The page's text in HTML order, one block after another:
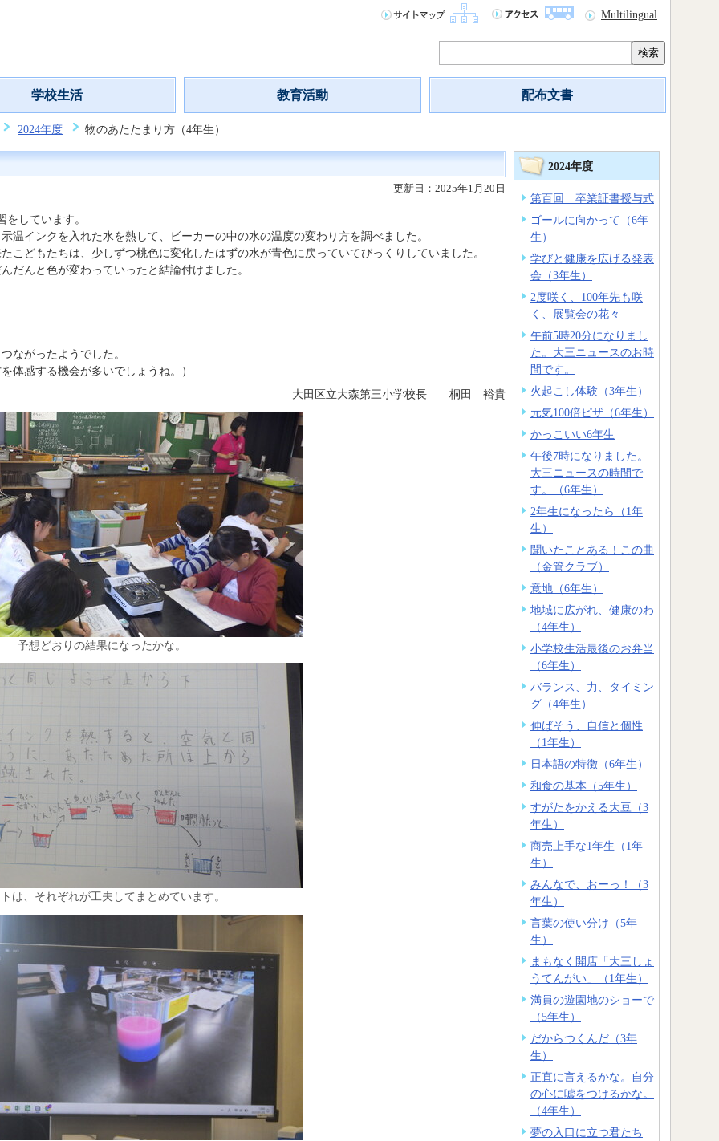
Multilingual
検索
学校生活 教育活動 配布文書
2024年度 物のあたたまり方（4年生）
更新日：2025年1月20日
しています。
インクを入れた水を熱して、ビーカーの中の水の温度の変わり方を調べました。
どもたちは、少しずつ桃色に変化したはずの水が青色に戻っていてびっくりしていました。
んと色が変わっていったと結論付けました。
ながったようでした。
体感する機会が多いでしょうね。）
大田区立大森第三小学校長 桐田 裕貴
予想どおりの結果になったかな。
は、それぞれが工夫してまとめています。
2024年度
第百回 卒業証書授与式
ゴールに向かって（6年
生）
学びと健康を広げる発表
会（3年生）
2度咲く、100年先も咲
く、展覧会の花々
午前5時20分になりまし
た。大三ニュースのお時
間です。
火起こし体験（3年生）
元気100倍ピザ（6年生）
かっこいい6年生
午後7時になりました。
大三ニュースの時間で
す。（6年生）
2年生になったら（1年
生）
聞いたことある！この曲
（金管クラブ）
意地（6年生）
地域に広がれ、健康のわ
（4年生）
小学校生活最後のお弁当
（6年生）
バランス、力、タイミン
グ（4年生）
伸ばそう、自信と個性
（1年生）
日本語の特徴（6年生）
和食の基本（5年生）
すがたをかえる大豆（3
年生）
商売上手な1年生（1年
生）
みんなで、おーっ！（3
年生）
言葉の使い分け（5年
生）
まもなく開店「大三しょ
うてんがい」（1年生）
満員の遊園地のショーで
（5年生）
だからつくんだ（3年
生）
正直に言えるかな。自分
の心に嘘をつけるかな。
（4年生）
夢の入口に立つ君たち